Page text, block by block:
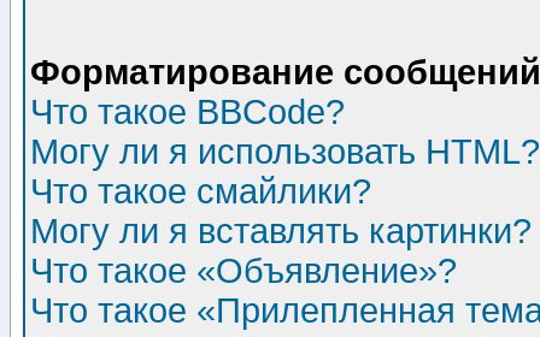
Форматирование
Что такое BBCode?
Могу ли я использовать HTML?
Что такое смайлики?
Могу ли я вставлять картинки?
Что такое «Объявление»?
Что такое «Прилепленная